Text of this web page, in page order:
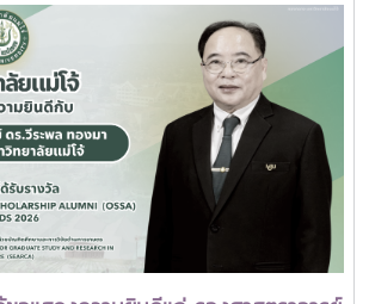
ปีหลวง ณ พระที่นั่งดุสิตมหาปราสาท
และเข้ากราบถวายบังคมพระศพสมเด็จ
ฟ้าพัชรกิติยาภา นเรนทิราเทพยวดี กรมหลวง
หาวัชรราชธิดา ณ พระที่นั่งพิมานรัตยา
การเข้าร่วมพิธีในครั้งนี้ นับเป็นพระ
กล้าล้นกระหม่อมแก่คณะผู้บริหาร
มศิษย์เก่า และบุคลากร มหาวิทยาลัยแม่โจ้ที่ได้
กภักดี ถวายความอาลัยและน้อมรำลึกในพระ
งหาที่สุดมิได้